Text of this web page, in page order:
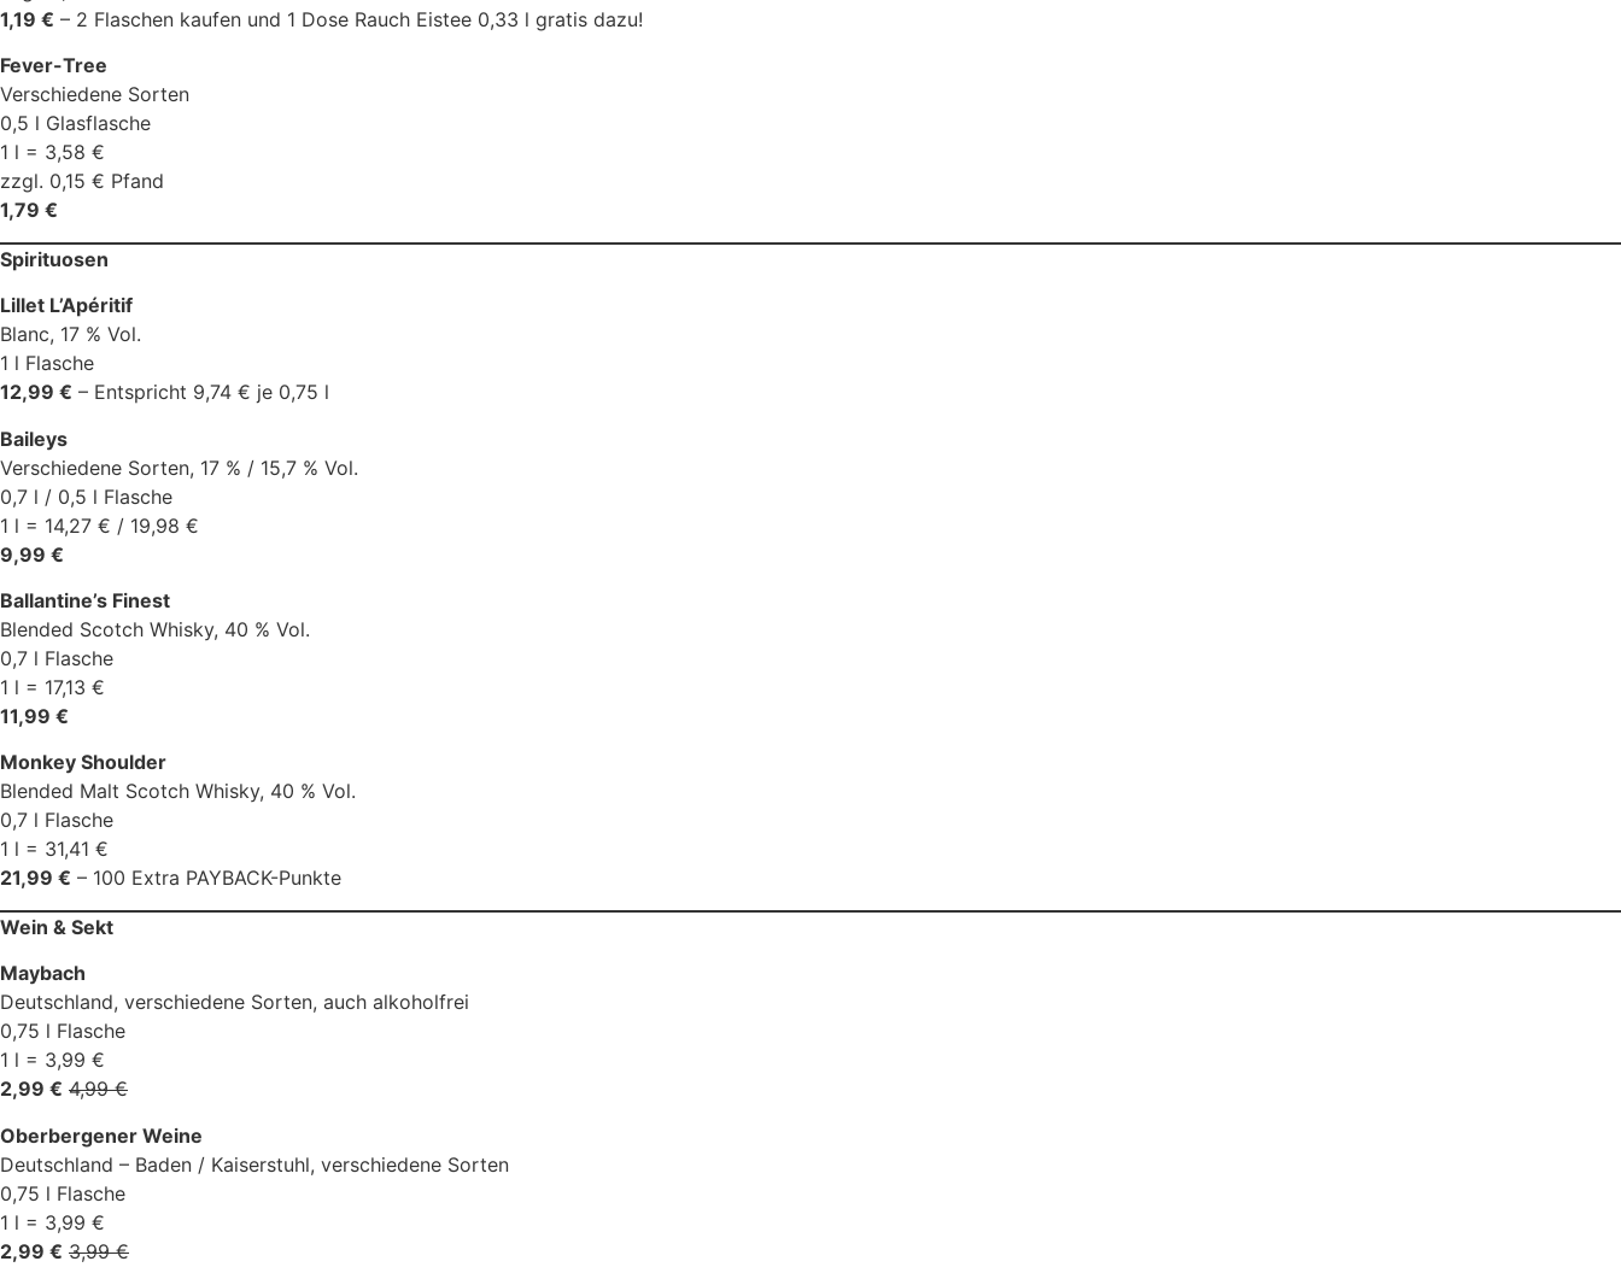
1,19 € – 2 Flaschen kaufen und 1 Dose Rauch Eistee 0,33 l gratis dazu!
Fever-Tree
Verschiedene Sorten
0,5 l Glasflasche
1 l = 3,58 €
zzgl. 0,15 € Pfand
1,79 €
Spirituosen
Lillet L’Apéritif
Blanc, 17 % Vol.
1 l Flasche
12,99 € – Entspricht 9,74 € je 0,75 l
Baileys
Verschiedene Sorten, 17 % / 15,7 % Vol.
0,7 l / 0,5 l Flasche
1 l = 14,27 € / 19,98 €
9,99 €
Ballantine’s Finest
Blended Scotch Whisky, 40 % Vol.
0,7 l Flasche
1 l = 17,13 €
11,99 €
Monkey Shoulder
Blended Malt Scotch Whisky, 40 % Vol.
0,7 l Flasche
1 l = 31,41 €
21,99 € – 100 Extra PAYBACK-Punkte
Wein & Sekt
Maybach
Deutschland, verschiedene Sorten, auch alkoholfrei
0,75 l Flasche
1 l = 3,99 €
2,99 € 4,99 €
Oberbergener Weine
Deutschland – Baden / Kaiserstuhl, verschiedene Sorten
0,75 l Flasche
1 l = 3,99 €
2,99 € 3,99 €